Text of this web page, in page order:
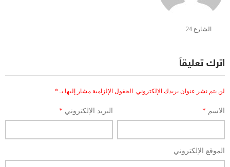
الشارع 24
اترك تعليقاً
لن يتم نشر عنوان بريدك الإلكتروني. الحقول الإلزامية مشار إليها بـ*
الاسم * البريد الإلكتروني*
الموقع الإلكتروني